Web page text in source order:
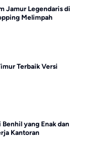
Jamur Legendaris di
Melimpah
Terbaik Versi
yang Enak dan
Kantoran